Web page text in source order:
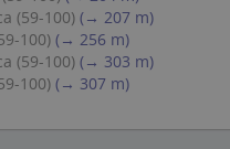
(59-100) (→ 207 m)
100) (→ 256 m)
(59-100) (→ 303 m)
100) (→ 307 m)
Script.com
zgody
aby baner